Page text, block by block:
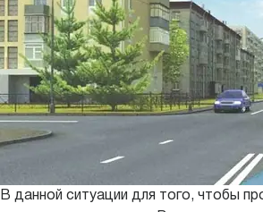
В данной ситуации для того, чтобы